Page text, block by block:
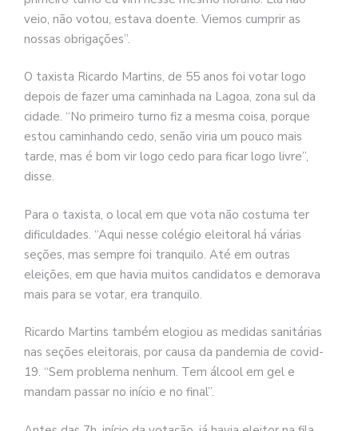
veio, não votou, estava doente. Viemos cumprir as
nossas obrigações”.
O taxista Ricardo Martins, de 55 anos foi votar logo
depois de fazer uma caminhada na Lagoa, zona sul da
cidade. “No primeiro turno fiz a mesma coisa, porque
estou caminhando cedo, senão viria um pouco mais
tarde, mas é bom vir logo cedo para ficar logo livre”,
disse.
Para o taxista, o local em que vota não costuma ter
dificuldades. “Aqui nesse colégio eleitoral há várias
seções, mas sempre foi tranquilo. Até em outras
eleições, em que havia muitos candidatos e demorava
mais para se votar, era tranquilo.
Ricardo Martins também elogiou as medidas sanitárias
nas seções eleitorais, por causa da pandemia de covid-
19. “Sem problema nenhum. Tem álcool em gel e
mandam passar no início e no final”.